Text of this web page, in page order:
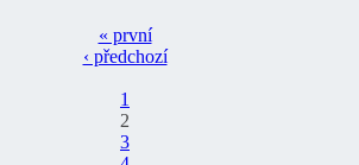
« první
‹ předchozí
1
2
3